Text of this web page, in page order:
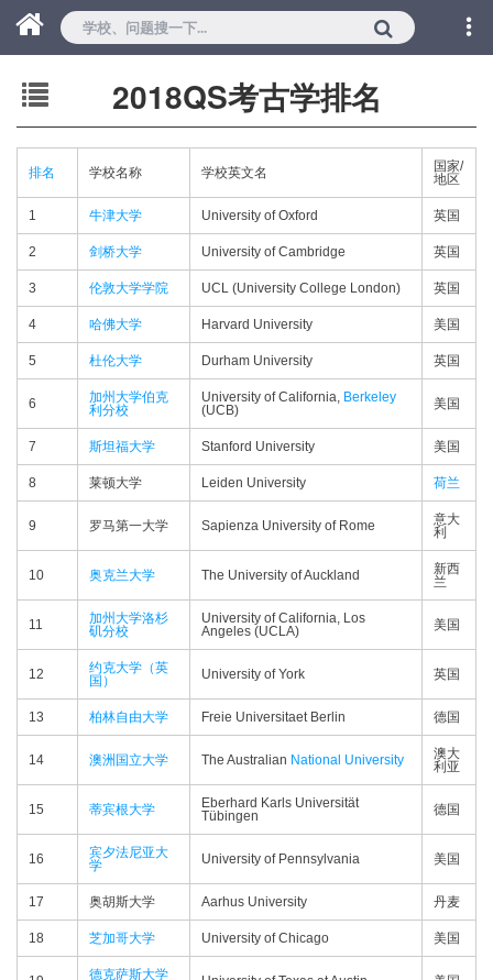
2018QS考古学排名
排名 学校名称 学校英文名
国家/
地区
1 牛津大学 University of Oxford 英国
2 剑桥大学 University of Cambridge 英国
3 伦敦大学学院 UCL (University College London) 英国
4 哈佛大学 Harvard University 美国
5 杜伦大学 Durham University 英国
6
加州大学伯克
利分校
University of California, Berkeley
(UCB)
美国
7 斯坦福大学 Stanford University 美国
8 莱顿大学 Leiden University 荷兰
9 罗马第一大学 Sapienza University of Rome
意大
利
10 奥克兰大学 The University of Auckland
新西
兰
11
加州大学洛杉
矶分校
University of California, Los
Angeles (UCLA)
美国
12
约克大学（英
国）
University of York 英国
13 柏林自由大学 Freie Universitaet Berlin 德国
14 澳洲国立大学 The Australian National University
澳大
利亚
15 蒂宾根大学
Eberhard Karls Universität
Tübingen
德国
16
宾夕法尼亚大
学
University of Pennsylvania 美国
17 奥胡斯大学 Aarhus University 丹麦
18 芝加哥大学 University of Chicago 美国
德克萨斯大学